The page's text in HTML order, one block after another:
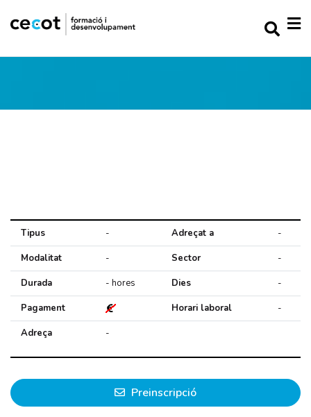
Tipus - Adreçat a
-
Modalitat
- Sector
-
Durada
- hores Dies
-
Pagament
Horari laboral
-
Adreça
-
Preinscripció